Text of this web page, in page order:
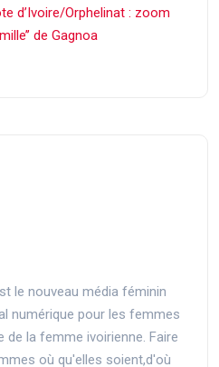
d’Ivoire/Orphelinat : zoom
de Gagnoa
le nouveau média féminin
numérique pour les femmes
de la femme ivoirienne. Faire
où qu'elles soient,d'où